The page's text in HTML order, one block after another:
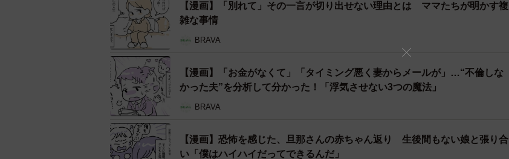
再婚後のBさんとCさんのあいだに子どもはなく、一緒にお酒を飲んで夫婦の時間を大切に
し、共通の趣味の時間を満喫しているようです。不倫のすえ、Cさんと再婚したBさんは一
見、幸せな結婚生活を送っているように思えます。しかし、実際はAさんとのあいだにいる
子どものことや、経済的なことで不満を抱えているといいます。
例えば、Aさんと結婚していたときは、子育てに非協力的だったBさんですが、再婚後は子
も知っているし、思春期ということもありBさんを毛嫌いし、会いたくないと言っているそ
うです。それでもBさんの会いたい気持ちは強く、子どもにも直接連絡をするそうですが、
【漫画】「別れて」その一言が切り出せない理由とは ママたちが明かす複
雑な事情
BRAVA
【漫画】「お金がなくて」「タイミング悪く妻からメールが」…“不倫しな
かった夫”を分析して分かった！「浮気させない3つの魔法」
BRAVA
【漫画】恐怖を感じた、旦那さんの赤ちゃん返り 生後間もない娘と張り合
い「僕はハイハイだってできるんだ」